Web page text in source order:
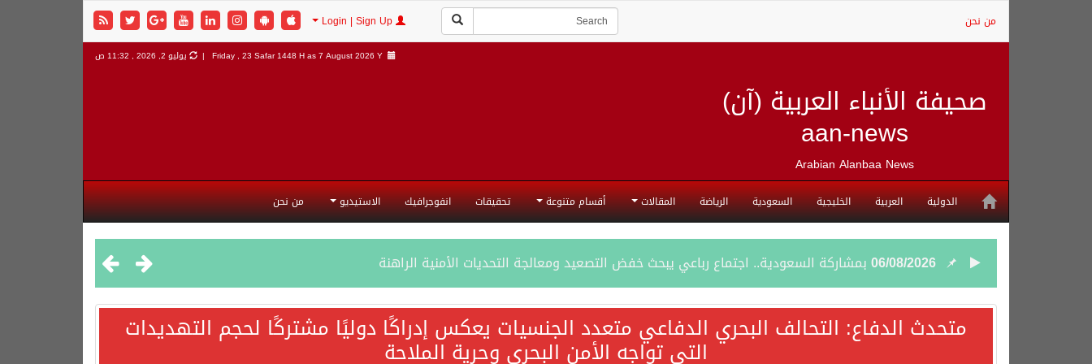
من نحن
صحيفة الأنباء العربية (آن)
aan-news
Arabian Alanbaa News
Friday , 23 Safar 1448 H as7 August 2026 Y | يوليو 2, 2026 , 11:32 ص
الدولية العربية الخليجية السعودية الرياضة المقالات أقسام متنوعة تحقيقات انفوجرافيك الاستيديو من نحن
06/08/2026 بمشاركة السعودية.. اجتماع رباعي يبحث خفض التصعيد ومعالجة التحديات الأمنية الراهنة
05/08/2026وزير الخارجية السعودي: جميع إجراءات إسرائيل الأحادية في أراضي فلسطين باطلة
متحدث الدفاع: التحالف البحري الدفاعي متعدد الجنسيات يعكس إدراكًا دوليًا مشتركًا لحجم التهديدات
التي تواجه الأمن البحري وحرية الملاحة